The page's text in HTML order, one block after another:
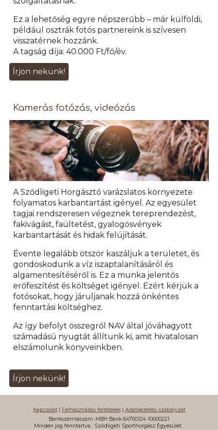
Ez a lehetőség egyre népszerűbb – már külföldi,
például osztrák fotós partnereink is szívesen
visszatérnek hozzánk.
A tagság díja: 40.000 Ft/fő/év.
Írjon nekünk!
Kamerás fotózás, videózás
A Sződligeti Horgásztó varázslatos környezete
folyamatos karbantartást igényel. Az egyesület
tagjai rendszeresen végeznek tereprendezést,
fakivágást, faültetést, gyalogösvények
karbantartását és hidak felújítását.
Évente legalább ötször kaszáljuk a területet, és
gondoskodunk a víz iszaptalanításáról és
algamentesítéséről is. Ez a munka jelentős
erőfeszítést és költséget igényel. Ezért kérjük a
fotósokat, hogy járuljanak hozzá önkéntes
fenntartási költséghez.
Az így befolyt összegről NAV által jóváhagyott
számadású nyugtát állítunk ki, amit hivatalosan
elszámolunk könyveinkben.
Írjon nekünk!
Kapcsolat| Felhasználási feltételek| Adatkezelési szabályzat
Bankszámlaszám: MBH Bank 64700124-10000221
Minden jog fenntartva. Sződligeti Sporthorgász Egyesület.